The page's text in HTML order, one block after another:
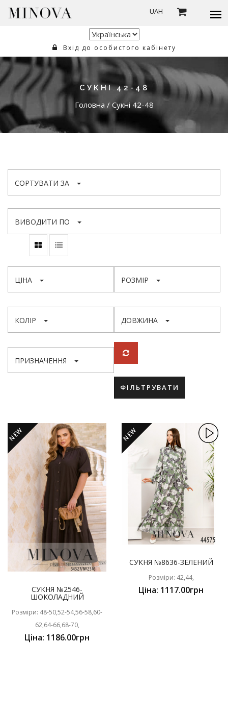
UAH
Вхід до особистого кабінету
СУКНІ 42-48
Головна / Сукні 42-48
СОРТУВАТИ ЗА
ВИВОДИТИ ПО
ЦІНА РОЗМІР
КОЛІР ДОВЖИНА
ПРИЗНАЧЕННЯ
ФІЛЬТРУВАТИ
NEW
СУКНЯ №2546-
ШОКОЛАДНИЙ
Розміри: 48-50,52-54,56-58,60-
62,64-66,68-70,
Ціна: 1186.00грн
NEW
СУКНЯ №8636-ЗЕЛЕНИЙ
Розміри: 42,44,
Ціна: 1117.00грн